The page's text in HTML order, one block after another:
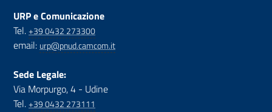
URP e Comunicazione
Tel.+39 0432 273300
email: urp@pnud.camcom.it
Sede Legale:
Via Morpurgo, 4 - Udine
Tel.+39 0432 273111